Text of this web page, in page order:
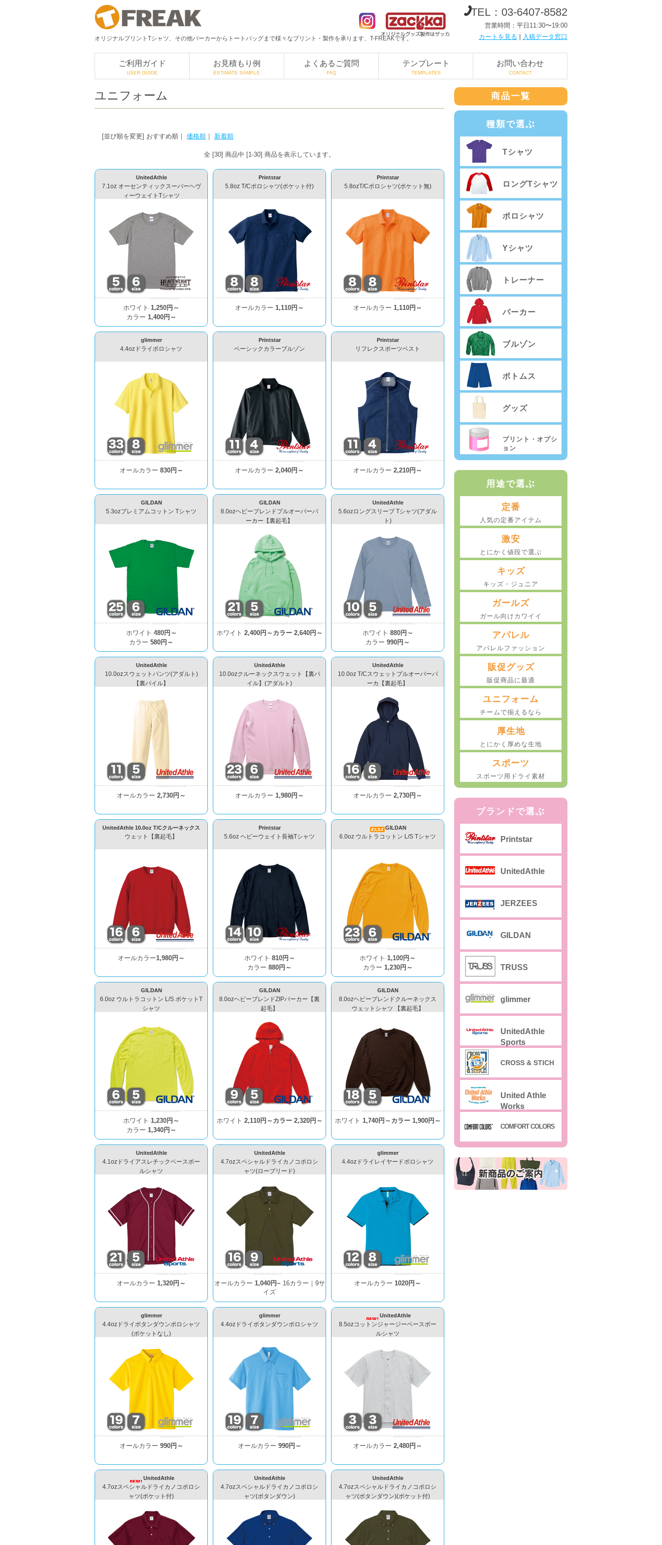
オリジナルプリントTシャツ、その他パーカーからトートバッグまで様々なプリント・製作を承ります、T-FREAKです。
TEL：03-6407-8582
営業時間：平日11:30〜19:00
カートを見る
入稿データ窓口
ご利用ガイド
USER GUIDE
お見積もり例
ESTIMATE SAMPLE
よくあるご質問
FAQ
テンプレート
TEMPLATES
お問い合わせ
CONTACT
ユニフォーム
[並び順を変更] おすすめ順 ｜ 価格順 ｜ 新着順
全 [30] 商品中 [1-30] 商品を表示しています。
UnitedAthle
7.1oz オーセンティックスーパーヘヴ
ィーウェイトTシャツ
ホワイト1,250円～
カラー 1,400円～
Printstar
5.8oz T/Cポロシャツ(ポケット付)
オールカラー 1,110円～
Printstar
5.8ozT/Cポロシャツ(ポケット無)
オールカラー 1,110円～
glimmer
4.4ozドライポロシャツ
オールカラー 830円～
Printstar
ベーシックカラーブルゾン
オールカラー 2,040円～
Printstar
リフレクスポーツベスト
オールカラー 2,210円～
GILDAN
5.3ozプレミアムコットン Tシャツ
ホワイト480円～
カラー 580円～
GILDAN
8.0ozヘビーブレンドプルオーバーパ
ーカー【裏起毛】
ホワイト 2,400円～ カラー 2,640円～
UnitedAthle
5.6ozロングスリーブ Tシャツ(アダル
ト)
ホワイト880円～
カラー 990円～
UnitedAthle
10.0ozスウェットパンツ(アダルト)
【裏パイル】
オールカラー 2,730円～
UnitedAthle
10.0ozクルーネックスウェット【裏パ
イル】(アダルト)
オールカラー 1,980円～
UnitedAthle
10.0oz T/Cスウェットプルオーバーパ
ーカ【裏起毛】
オールカラー 2,730円～
UnitedAthle 10.0oz T/Cクルーネックス
ウェット【裏起毛】
オールカラー1,980円～
Printstar
5.6oz ヘビーウェイト長袖Tシャツ
ホワイト810円～
カラー 880円～
GILDAN
6.0oz ウルトラコットン L/S Tシャツ
ホワイト1,100円～
カラー 1,230円～
GILDAN
6.0oz ウルトラコットン L/S ポケットT
シャツ
ホワイト1,230円～
カラー 1,340円～
GILDAN
8.0ozヘビーブレンドZIPパーカー【裏
起毛】
ホワイト 2,110円～ カラー 2,320円～
GILDAN
8.0ozヘビーブレンドクルーネックス
ウェットシャツ 【裏起毛】
ホワイト 1,740円～ カラー 1,900円～
UnitedAthle
4.1ozドライアスレチックベースボー
ルシャツ
オールカラー 1,320円～
UnitedAthle
4.7ozスペシャルドライカノコポロシ
ャツ(ローブリード)
オールカラー 1,040円~ 16カラー｜9サ
イズ
glimmer
4.4ozドライレイヤードポロシャツ
オールカラー 1020円～
glimmer
4.4ozドライボタンダウンポロシャツ
(ポケットなし)
オールカラー 990円～
glimmer
4.4ozドライボタンダウンポロシャツ
オールカラー 990円～
UnitedAthle
8.5ozコットンジャージーベースボー
ルシャツ
オールカラー 2,480円～
UnitedAthle
4.7ozスペシャルドライカノコポロシ
ャツ(ポケット付)
UnitedAthle
4.7ozスペシャルドライカノコポロシ
ャツ(ボタンダウン)
UnitedAthle
4.7ozスペシャルドライカノコポロシ
ャツ(ボタンダウン)(ポケット付)
商品一覧
種類で選ぶ
Tシャツ
ロングTシャツ
ポロシャツ
Yシャツ
トレーナー
パーカー
ブルゾン
ボトムス
グッズ
プリント・オプシ
ョン
用途で選ぶ
定番
人気の定番アイテム
激安
とにかく値段で選ぶ
キッズ
キッズ・ジュニア
ガールズ
ガール向けカワイイ
アパレル
アパレルファッション
販促グッズ
販促商品に最適
ユニフォーム
チームで揃えるなら
厚生地
とにかく厚めな生地
スポーツ
スポーツ用ドライ素材
ブランドで選ぶ
Printstar
UnitedAthle
JERZEES
GILDAN
TRUSS
glimmer
UnitedAthle
Sports
CROSS & STICH
United Athle
Works
COMFORT COLORS